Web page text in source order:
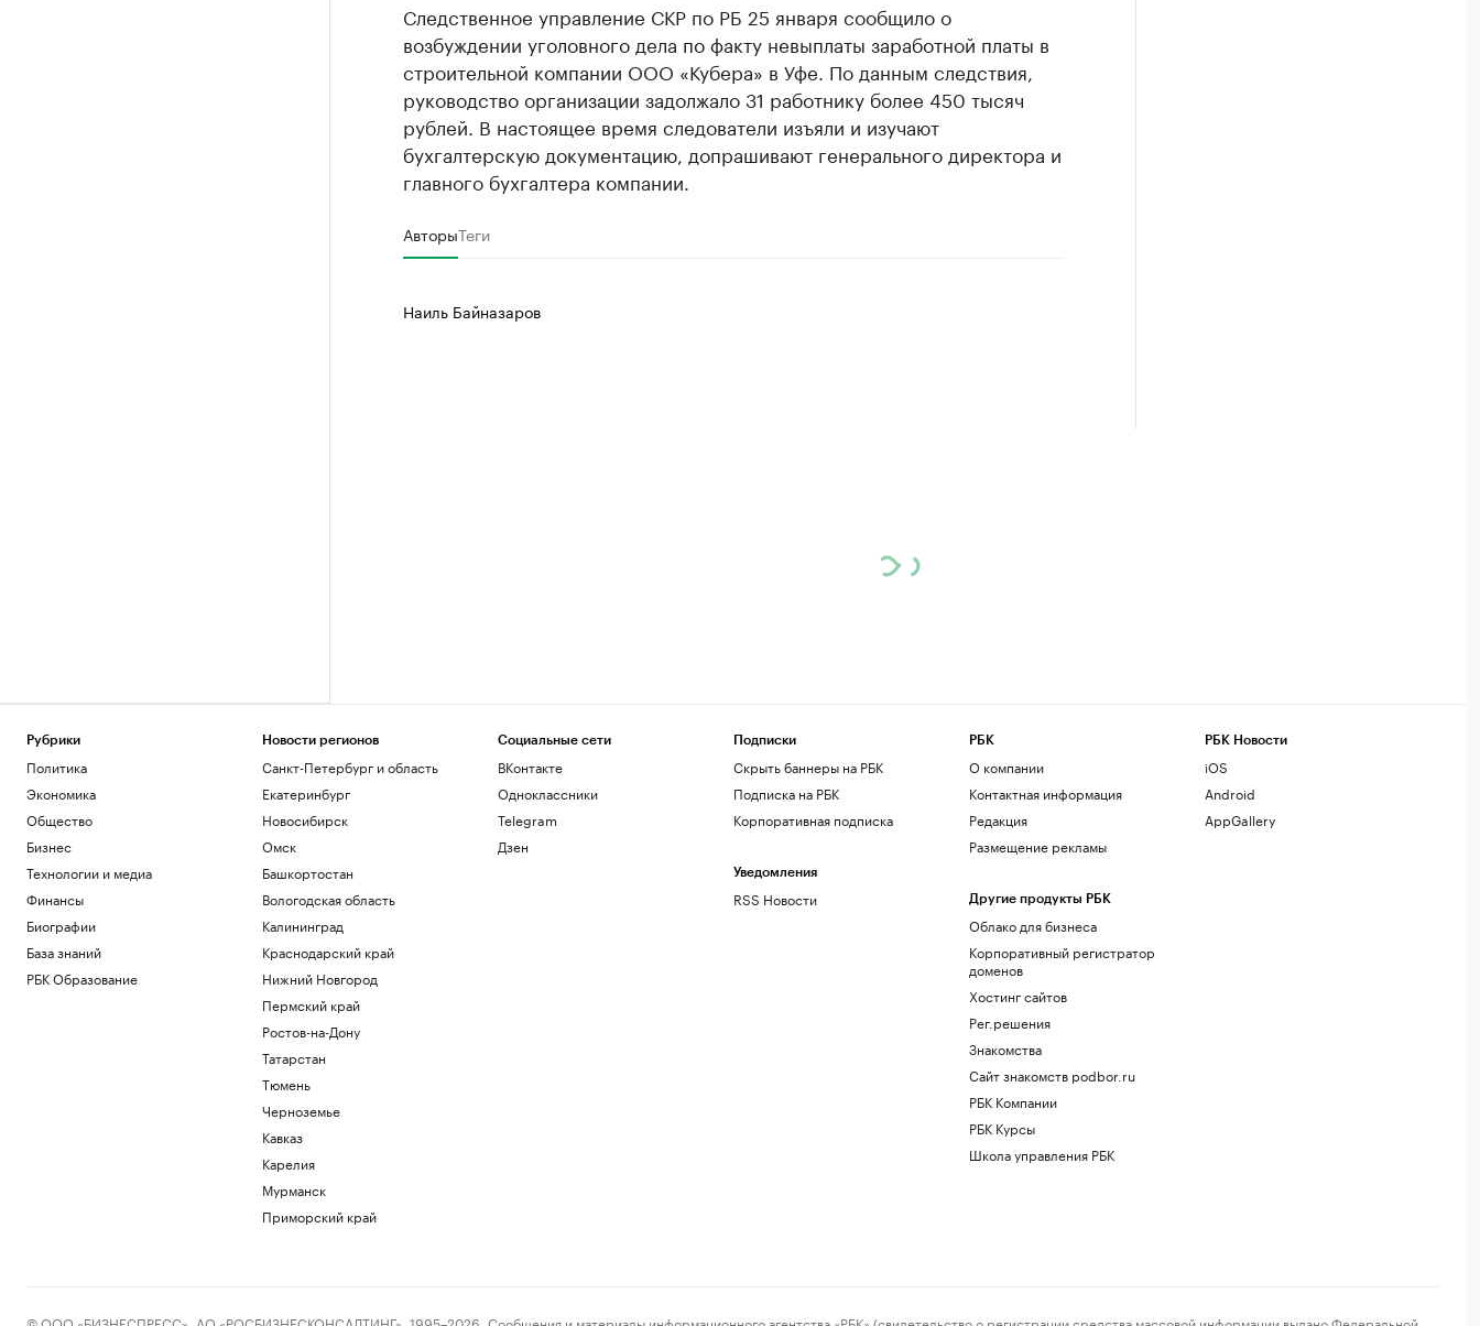
Следственное управление СКР по РБ 25 января сообщило о
возбуждении уголовного дела по факту невыплаты заработной платы в
строительной компании ООО «Кубера» в Уфе. По данным следствия,
руководство организации задолжало 31 работнику более 450 тысяч
рублей. В настоящее время следователи изъяли и изучают
бухгалтерскую документацию, допрашивают генерального директора и
главного бухгалтера компании.
АвторыТеги
Наиль Байназаров
Рубрики
Политика
Экономика
Общество
Бизнес
Технологии и медиа
Финансы
Биографии
База знаний
РБК Образование
Новости регионов
Санкт-Петербург и область
Екатеринбург
Новосибирск
Омск
Башкортостан
Вологодская область
Калининград
Краснодарский край
Нижний Новгород
Пермский край
Ростов-на-Дону
Татарстан
Тюмень
Черноземье
Кавказ
Карелия
Мурманск
Приморский край
Социальные сети
ВКонтакте
Одноклассники
Telegram
Дзен
Подписки
Скрыть баннеры на РБК
Подписка на РБК
Корпоративная подписка
Уведомления
RSS Новости
РБК
О компании
Контактная информация
Редакция
Размещение рекламы
Другие продукты РБК
Облако для бизнеса
Корпоративный регистратор
доменов
Хостинг сайтов
Рег.решения
Знакомства
Сайт знакомств podbor.ru
РБК Компании
РБК Курсы
Школа управления РБК
РБК Новости
iOS
Android
AppGallery